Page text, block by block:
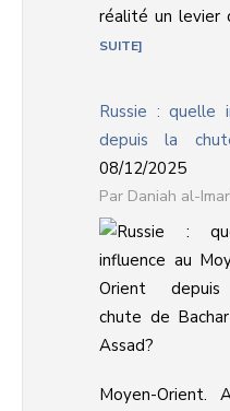
réalité un levier
SUITE
Russie : quelle
depuis la
08/12/2025
Daniah al-
Moyen-Orient.